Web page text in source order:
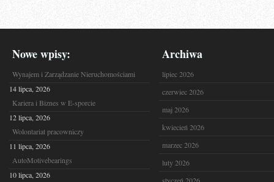
Nowe wpisy:
Wynajem i Zarządzanie Nieruchomościami
14 lipca, 2026
Kariera i Biznes w E-sporcie
12 lipca, 2026
Wolontariat pracowniczy
11 lipca, 2026
AutoMotivebearings
10 lipca, 2026
Archiwa
lipiec 2026
czerwiec 2026
maj 2026
kwiecień 2026
marzec 2026
luty 2026